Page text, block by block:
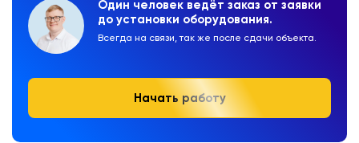
Один человек ведёт заказ от заявки
до установки оборудования.
Всегда на связи, так же после сдачи объекта.
Начать работу